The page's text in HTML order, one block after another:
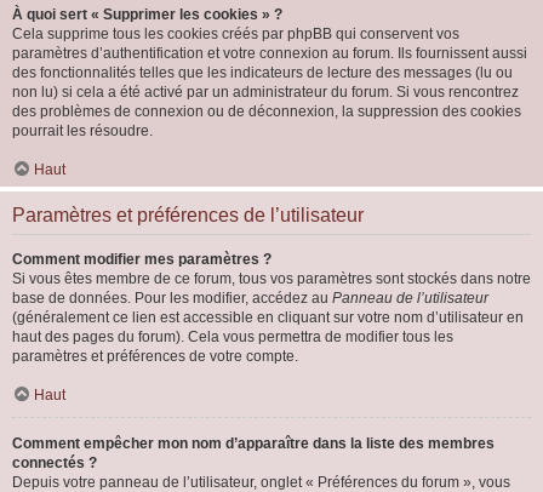
À quoi sert « Supprimer les cookies » ?
Cela supprime tous les cookies créés par phpBB qui conservent vos
paramètres d’authentification et votre connexion au forum. Ils fournissent aussi
des fonctionnalités telles que les indicateurs de lecture des messages (lu ou
non lu) si cela a été activé par un administrateur du forum. Si vous rencontrez
des problèmes de connexion ou de déconnexion, la suppression des cookies
pourrait les résoudre.
Haut
Paramètres et préférences de l’utilisateur
Comment modifier mes paramètres ?
Si vous êtes membre de ce forum, tous vos paramètres sont stockés dans notre
base de données. Pour les modifier, accédez au Panneau de l’utilisateur
(généralement ce lien est accessible en cliquant sur votre nom d’utilisateur en
haut des pages du forum). Cela vous permettra de modifier tous les
paramètres et préférences de votre compte.
Haut
Comment empêcher mon nom d’apparaître dans la liste des membres
connectés ?
Depuis votre panneau de l’utilisateur, onglet « Préférences du forum », vous